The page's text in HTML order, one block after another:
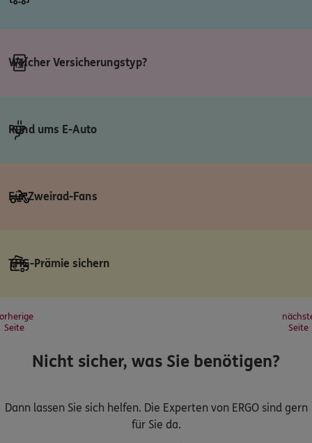
Welcher Versicherungstyp?
Rund ums E-Auto
Für Zweirad-Fans
THG-Prämie sichern
Seite
Seite
Nicht sicher, was Sie benötigen?
Dann lassen Sie sich helfen. Die Experten von ERGO sind gern
für Sie da.